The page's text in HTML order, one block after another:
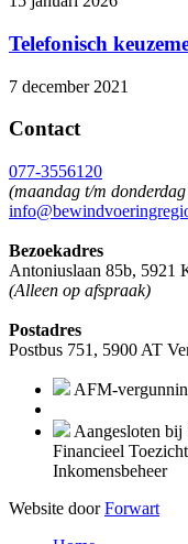
Telefonisch
7 december 2021
Contact
077-3556120
(maandag t/m
Bezoekadres
Antoniuslaan 85b, 5921
(Alleen op afspraak)
Postadres
Postbus 751, 5900 AT
AFM-
Aangesloten bij
Financieel Toezicht
Inkomensbeheer
Website doorForwart